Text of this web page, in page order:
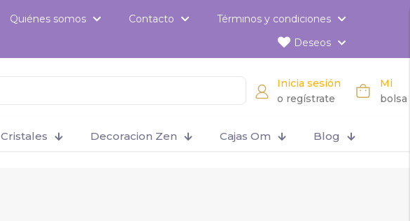
Quiénes somos Contacto
Términos y condiciones
Deseos
Inicia sesión
o regístrate
Mi
bolsa
Cristales Decoracion Zen Cajas Om Blog